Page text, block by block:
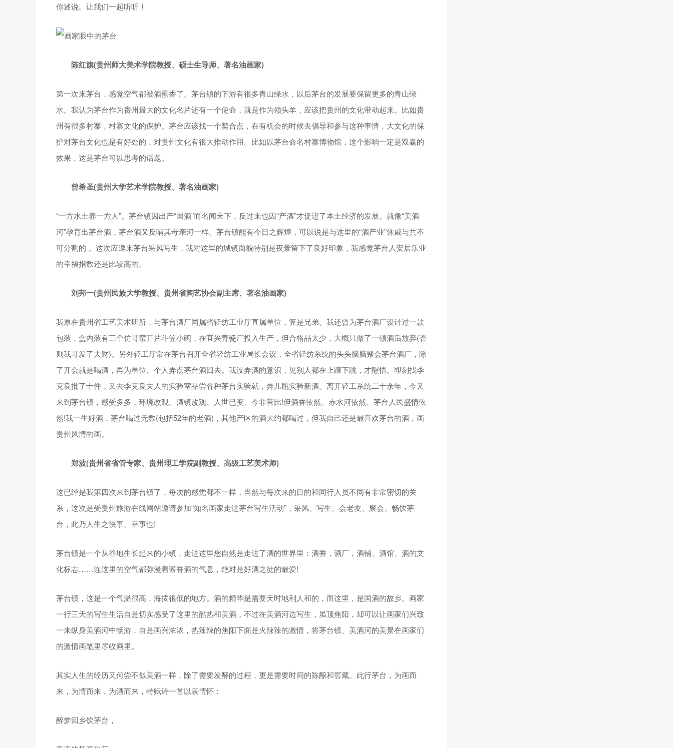
你述说。让我们一起听听！
陈红旗(贵州师大美术学院教授、硕士生导师、著名油画家)
第一次来茅台，感觉空气都被酒熏香了。茅台镇的下游有很多青山绿水，以后茅台的发展要保留更多的青山绿
水。我认为茅台作为贵州最大的文化名片还有一个使命，就是作为领头羊，应该把贵州的文化带动起来。比如贵
州有很多村寨，村寨文化的保护。茅台应该找一个契合点，在有机会的时候去倡导和参与这种事情，大文化的保
护对茅台文化也是有好处的，对贵州文化有很大推动作用。比如以茅台命名村寨博物馆，这个影响一定是双赢的
效果，这是茅台可以思考的话题。
曾希圣(贵州大学艺术学院教授、著名油画家)
“一方水土养一方人”。茅台镇因出产“国酒”而名闻天下，反过来也因“产酒”才促进了本土经济的发展。就像“美酒
河”孕育出茅台酒，茅台酒又反哺其母亲河一样。茅台镇能有今日之辉煌，可以说是与这里的“酒产业”休戚与共不
可分割的 。这次应邀来茅台采风写生，我对这里的城镇面貌特别是夜景留下了良好印象，我感觉茅台人安居乐业
的幸福指数还是比较高的。
刘邦一(贵州民族大学教授、贵州省陶艺协会副主席、著名油画家)
我原在贵州省工艺美术研所，与茅台酒厂同属省轻纺工业厅直属单位，算是兄弟。我还曾为茅台酒厂设计过一款
包装，盒内装有三个仿哥窑开片斗笠小碗，在宜兴青瓷厂投入生产，但合格品太少，大概只做了一顿酒后放弃(否
则我哥发了大财)。另外轻工厅常在茅台召开全省轻纺工业局长会议，全省轻纺系统的头头脑脑聚会茅台酒厂，除
了开会就是喝酒，再为单位、个人弄点茅台酒回去。我没弄酒的意识，见别人都在上蹿下跳，才醒悟。即刻找季
克良批了十件，又去季克良夫人的实验室品尝各种茅台实验就，弄几瓶实验新酒。离开轻工系统二十余年，今又
来到茅台镇，感受多多，环境改观、酒镇改观、人世已变、今非昔比!但酒香依然、赤水河依然、茅台人民盛情依
然!我一生好酒，茅台喝过无数(包括52年的老酒)，其他产区的酒大约都喝过，但我自己还是最喜欢茅台的酒，画
贵州风情的画。
郑波(贵州省省管专家、贵州理工学院副教授、高级工艺美术师)
这已经是我第四次来到茅台镇了，每次的感觉都不一样，当然与每次来的目的和同行人员不同有非常密切的关
系，这次是受贵州旅游在线网站邀请参加“知名画家走进茅台写生活动”，采风、写生、会老友、聚会、畅饮茅
台，此乃人生之快事、幸事也!
茅台镇是一个从谷地生长起来的小镇，走进这里您自然是走进了酒的世界里：酒香，酒厂，酒铺、酒馆、酒的文
化标志……连这里的空气都弥漫着酱香酒的气息，绝对是好酒之徒的最爱!
茅台镇，这是一个气温很高，海拔很低的地方。酒的精华是需要天时地利人和的，而这里，是国酒的故乡。画家
一行三天的写生生活自是切实感受了这里的酷热和美酒，不过在美酒河边写生，虽顶焦阳，却可以让画家们兴致
一来纵身美酒河中畅游，自是画兴浓浓，热辣辣的焦阳下面是火辣辣的激情，将茅台镇、美酒河的美景在画家们
的激情画笔里尽收画里。
其实人生的经历又何尝不似美酒一样，除了需要发酵的过程，更是需要时间的陈酿和窖藏。此行茅台，为画而
来，为情而来，为酒而来，特赋诗一首以表情怀：
醉梦回乡饮茅台，